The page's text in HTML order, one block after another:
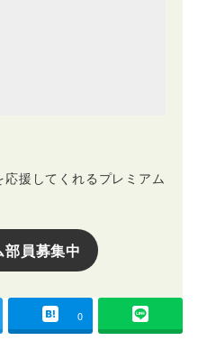
援してくれるプレミアム
員募集中
0